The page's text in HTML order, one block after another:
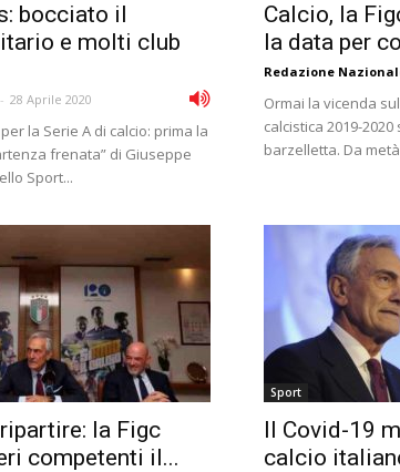
bocciato il
e molti club
- 28 Aprile 2020
la Serie A di calcio: prima la
frenata” di Giuseppe
Sport...
Calcio, la
la data per
Redazione
Ormai la vicenda
calcistica 2019-
barzelletta. Da
la Figc
competenti il...
Sport
Il Covid-19
calcio